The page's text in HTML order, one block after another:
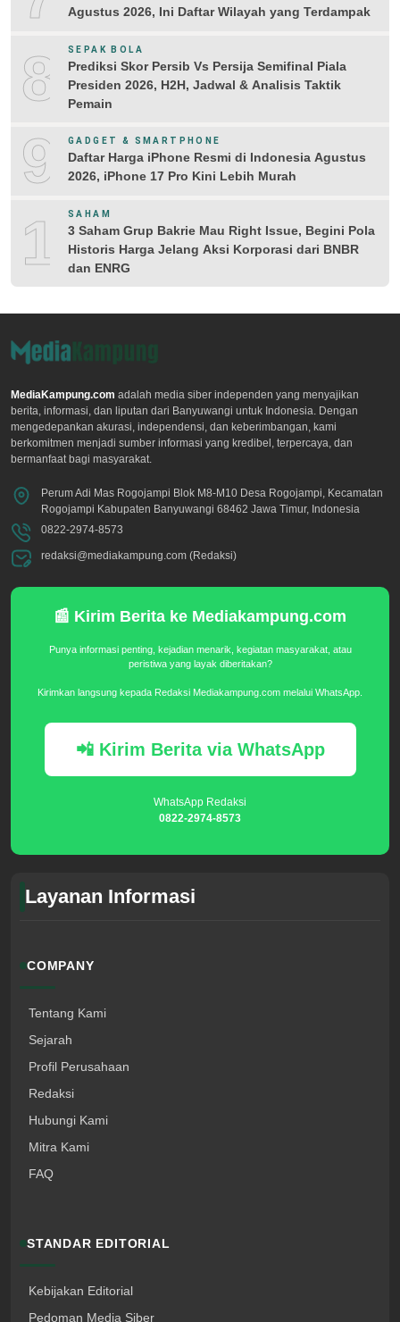
Agustus 2026, Ini Daftar Wilayah yang Terdampak
8 SEPAK BOLA
Prediksi Skor Persib Vs Persija Semifinal Piala
Presiden 2026, H2H, Jadwal & Analisis Taktik
Pemain
9 GADGET & SMARTPHONE
Daftar Harga iPhone Resmi di Indonesia Agustus
2026, iPhone 17 Pro Kini Lebih Murah
10
SAHAM
3 Saham Grup Bakrie Mau Right Issue, Begini Pola
Historis Harga Jelang Aksi Korporasi dari BNBR
dan ENRG
MediaKampung.com adalah media siber independen yang menyajikan
berita, informasi, dan liputan dari Banyuwangi untuk Indonesia. Dengan
mengedepankan akurasi, independensi, dan keberimbangan, kami
berkomitmen menjadi sumber informasi yang kredibel, terpercaya, dan
bermanfaat bagi masyarakat.
Perum Adi Mas Rogojampi Blok M8-M10 Desa Rogojampi, Kecamatan
Rogojampi Kabupaten Banyuwangi 68462 Jawa Timur, Indonesia
0822-2974-8573
redaksi@mediakampung.com (Redaksi)
📰 Kirim Berita ke Mediakampung.com
Punya informasi penting, kejadian menarik, kegiatan masyarakat, atau
peristiwa yang layak diberitakan?
Kirimkan langsung kepada Redaksi Mediakampung.com melalui WhatsApp.
📲 Kirim Berita via WhatsApp
WhatsApp Redaksi
0822-2974-8573
Layanan Informasi
COMPANY
Tentang Kami
Sejarah
Profil Perusahaan
Redaksi
Hubungi Kami
Mitra Kami
FAQ
STANDAR EDITORIAL
Kebijakan Editorial
Pedoman Media Siber